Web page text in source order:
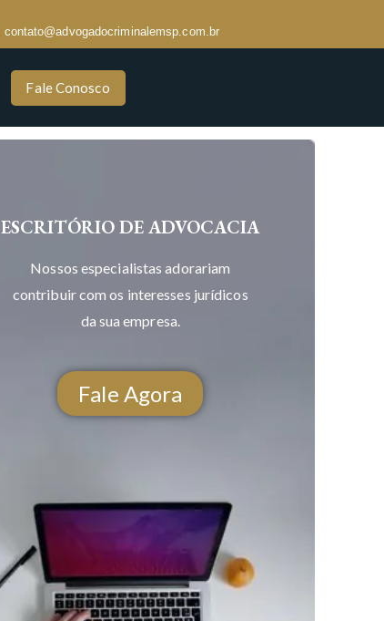
contato@advogadocriminalemsp.com.br
Fale Conosco
ESCRITÓRIO DE ADVOCACIA
Nossos especialistas adorariam
contribuir com os interesses jurídicos
da sua empresa.
Fale Agora